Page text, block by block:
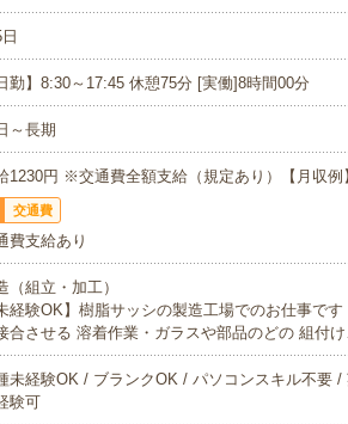
勤】8:30～17:45 休憩75分 [実働]8時間00分
～長期
1230円 ※交通費全額支給（規定あり）【月収
交通費
費支給あり
（組立・加工）
経験OK】樹脂サッシの製造工場でのお仕事で
合させる 溶着作業・ガラスや部品のどの 組付け
未経験OK / ブランクOK / パソコンスキル不要 /
験可